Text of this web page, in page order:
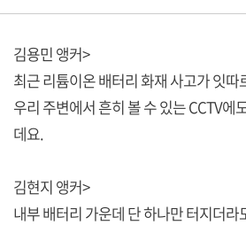
김용민 앵커>
최근 리튬이온 배터리 화재 사고가 잇따
우리 주변에서 흔히 볼 수 있는 CCTV에
데요.
김현지 앵커>
내부 배터리 가운데 단 하나만 터지더라